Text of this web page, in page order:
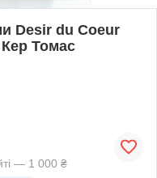
Desir du Coeur
Томас
— 1 000 ₴